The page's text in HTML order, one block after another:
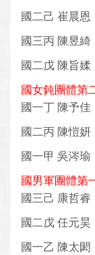
國二己 崔晨恩
國三丙 陳昱綺
國二戊 陳旨媃
國女鈍團體第
國一丁 陳予佳
國二丙 陳愷妍
國一甲 吳涔瑜
國男軍團體第
國三己 康哲睿
國二戊 任元昊
國一乙 陳太閎